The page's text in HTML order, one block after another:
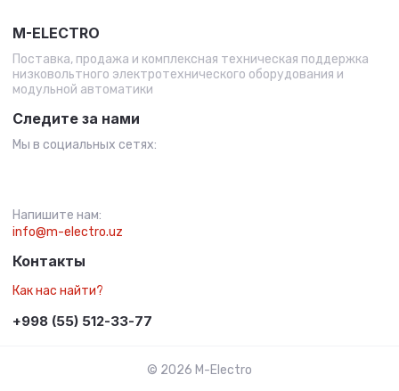
M-ELECTRO
Поставка, продажа и комплексная техническая поддержка
низковольтного электротехнического оборудования и
модульной автоматики
Следите за нами
Мы в социальных сетях:
Напишите нам:
info@m-electro.uz
Контакты
Как нас найти?
+998 (55) 512-33-77
© 2026 M-Electro